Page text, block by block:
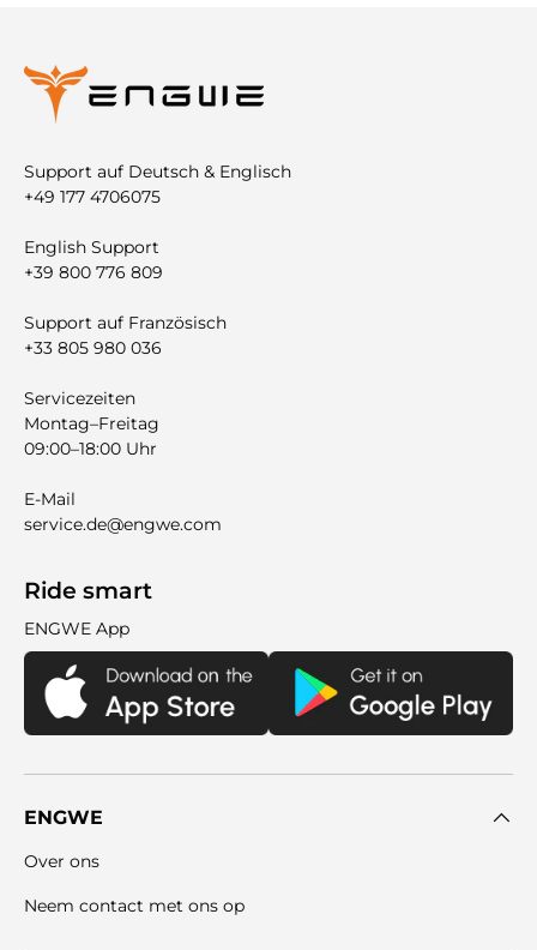
Support auf Deutsch & Englisch
+49 177 4706075
English Support
+39 800 776 809
Support auf Französisch
+33 805 980 036
Servicezeiten
Montag–Freitag
09:00–18:00 Uhr
E-Mail
service.de@engwe.com
Ride smart
ENGWE App
ENGWE
Over ons
Neem contact met ons op